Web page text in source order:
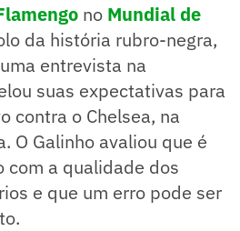
no Mundial de
da história rubro-negra,
entrevista na
suas expectativas para
contra o Chelsea, na
O Galinho avaliou que é
com a qualidade dos
e que um erro pode ser